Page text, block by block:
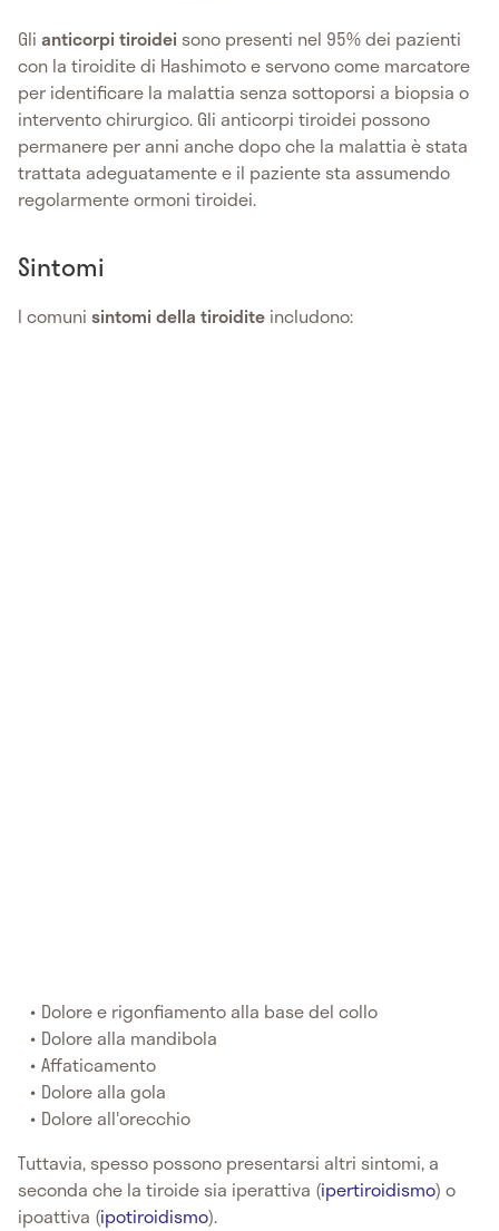
Gli anticorpi tiroidei sono presenti nel 95% dei pazienti
con la tiroidite di Hashimoto e servono come marcatore
per identificare la malattia senza sottoporsi a biopsia o
intervento chirurgico. Gli anticorpi tiroidei possono
permanere per anni anche dopo che la malattia è stata
trattata adeguatamente e il paziente sta assumendo
regolarmente ormoni tiroidei.
Sintomi
I comuni sintomi della tiroidite includono:
Dolore e rigonfiamento alla base del collo
Dolore alla mandibola
Affaticamento
Dolore alla gola
Dolore all'orecchio
Tuttavia, spesso possono presentarsi altri sintomi, a
seconda che la tiroide sia iperattiva (ipertiroidismo) o
ipoattiva (ipotiroidismo).